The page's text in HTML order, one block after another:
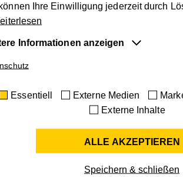
in
ab.
Ihre Einwilligung jederzeit durch
und unterstützen wichtige Funktionen
der Webseite, um sicherzustellen, dass
Ihnen erwartet.
Informationen anzeigen
Informationen anzeigen
Essentiell Externe Medien
Externe Inhalte
ALLE AKZEPTIEREN
Speichern & schließen